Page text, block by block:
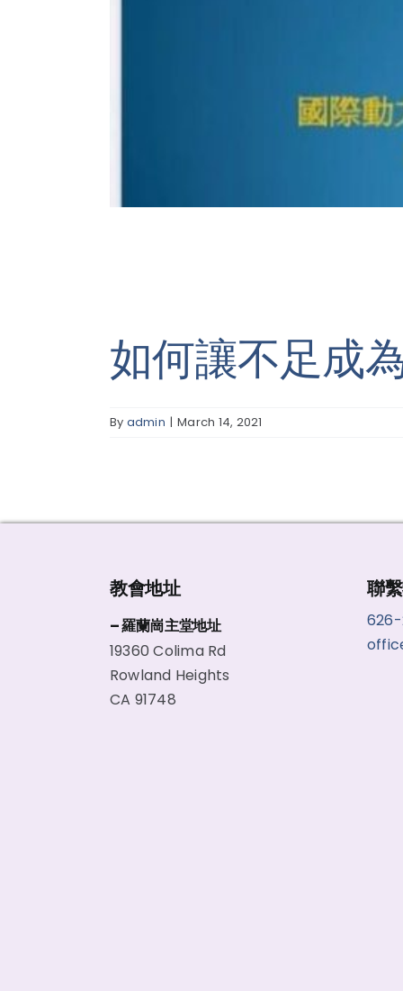
如何讓不足成
By admin | March 14, 2021
教會地址
– 羅蘭崗主堂地址
19360 Colima Rd
Rowland Heights
CA 91748
聯